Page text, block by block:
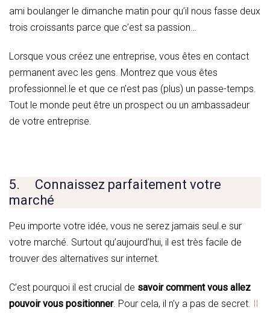
ami boulanger le dimanche matin pour qu’il nous fasse deux
trois croissants parce que c’est sa passion…
Lorsque vous créez une entreprise, vous êtes en contact
permanent avec les gens. Montrez que vous êtes
professionnel.le et que ce n’est pas (plus) un passe-temps.
Tout le monde peut être un prospect ou un ambassadeur
de votre entreprise.
5. Connaissez parfaitement votre
marché
Peu importe votre idée, vous ne serez jamais seul.e sur
votre marché. Surtout qu’aujourd’hui, il est très facile de
trouver des alternatives sur internet.
C’est pourquoi il est crucial de savoir comment vous allez
pouvoir vous positionner. Pour cela, il n’y a pas de secret. Il